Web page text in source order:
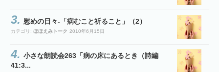
慰めの日々-「病むこと祈ること」（2）
カテゴリ: ほほえみトーク 2010年6月15日
小さな朗読会263「病の床にあるとき（詩編
41:3...